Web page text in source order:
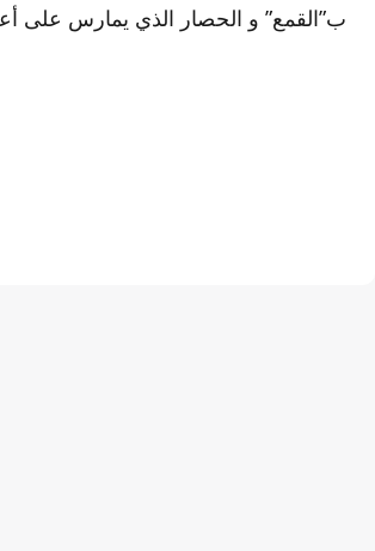
ب”القمع” و الحصار الذي يمارس على